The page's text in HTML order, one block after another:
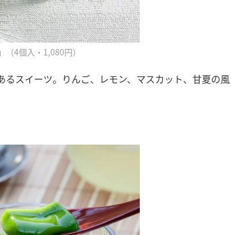
4個入・1,080円）
スイーツ。りんご、レモン、マスカット、甘夏の風